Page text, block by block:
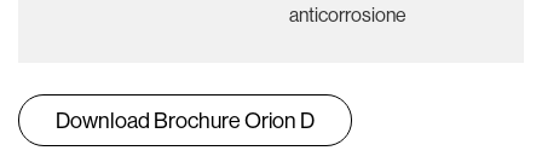
anticorrosione
Download Brochure Orion D